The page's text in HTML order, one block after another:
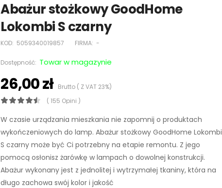
Abażur stożkowy GoodHome
Lokombi S czarny
KOD: 5059340019857 FIRMA: -
Dostępność: Towar w magazynie
26,00 złBrutto ( Z VAT 23%)
( 155 Opini )
W czasie urządzania mieszkania nie zapomnij o produktach
wykończeniowych do lamp. Abażur stożkowy GoodHome Lokombi
S czarny może być Ci potrzebny na etapie remontu. Z jego
pomocą osłonisz żarówkę w lampach o dowolnej konstrukcji.
Abażur wykonany jest z jednolitej i wytrzymałej tkaniny, która na
długo zachowa swój kolor i jakość